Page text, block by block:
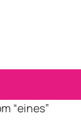
“eines”